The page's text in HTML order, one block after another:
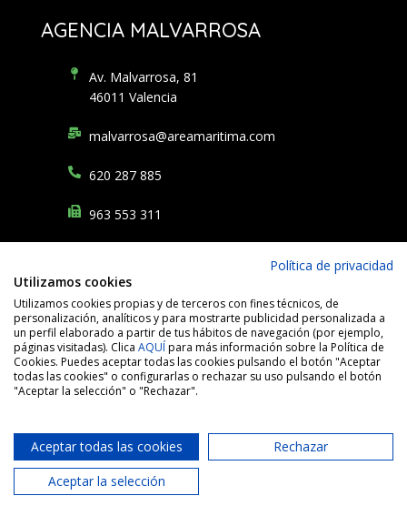
AGENCIA MALVARROSA
Av. Malvarrosa, 81
46011 Valencia
malvarrosa@areamaritima.com
620 287 885
963 553 311
Financiado por la Unión Europea – NextGenerationEU. Sin embargo, los
puntos devista y las opiniones expresadas son únicamente los del autor o
Europea. Ni la Unión Europea ni la Comisión Europea pueden ser
consideradas responsables de las mismas.
ÁREA MARÍTIMA S.L, todos los derechos reservados
Política de cookies–Política de privacidad
Declaración de accesibilidad
Política de privacidad
Utilizamos cookies
Utilizamos cookies propias y de terceros con fines técnicos, de
personalización, analíticos y para mostrarte publicidad personalizada a
un perfil elaborado a partir de tus hábitos de navegación (por ejemplo,
páginas visitadas). Clica AQUÍpara más información sobre la Política de
Cookies. Puedes aceptar todas las cookies pulsando el botón "Aceptar
todas las cookies" o configurarlas o rechazar su uso pulsando el botón
"Aceptar la selección" o "Rechazar".
Aceptar todas las cookies
Rechazar
Aceptar la selección